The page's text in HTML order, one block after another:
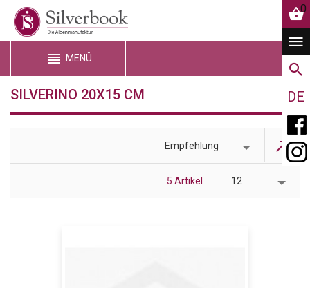
0
DE
MENÜ
SILVERINO 20X15 CM
Empfehlung
5 Artikel 12